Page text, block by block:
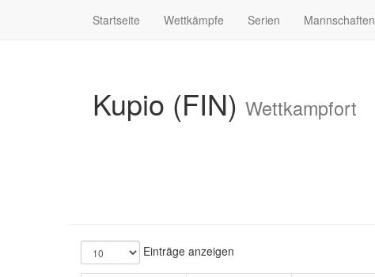
Startseite Wettkämpfe Serien Mannschaften
Kupio (FIN) Wettkampfort
Einträge anzeigen